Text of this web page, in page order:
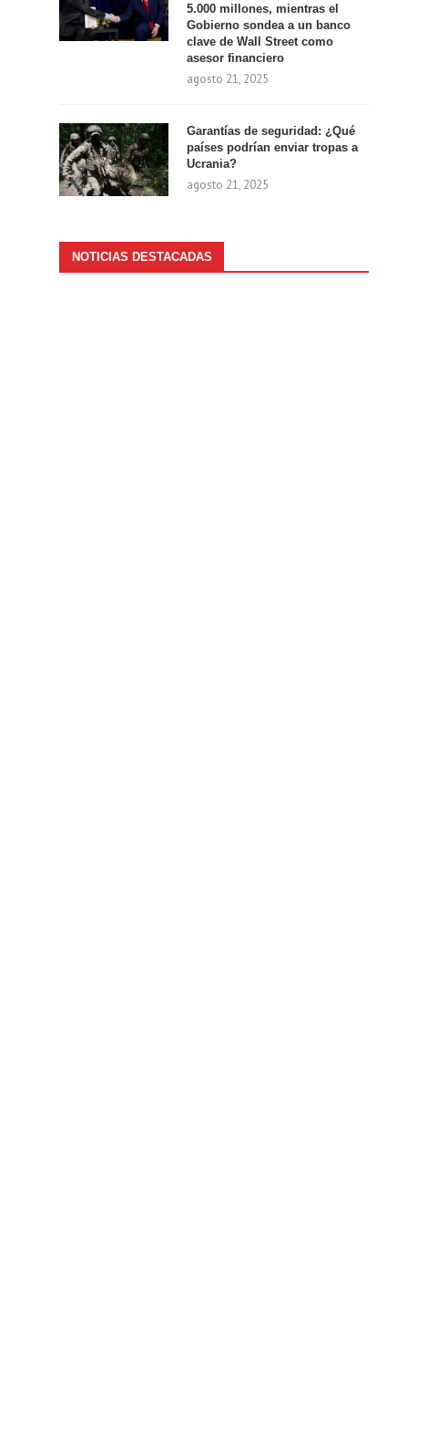
5.000 millones, mientras el
Gobierno sondea a un banco
clave de Wall Street como
asesor financiero
agosto 21, 2025
Garantías de seguridad: ¿Qué
países podrían enviar tropas a
Ucrania?
agosto 21, 2025
NOTICIAS DESTACADAS